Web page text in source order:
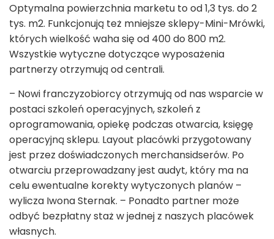
Optymalna powierzchnia marketu to od 1,3 tys. do 2
tys. m2. Funkcjonują też mniejsze sklepy-Mini-Mrówki,
których wielkość waha się od 400 do 800 m2.
Wszystkie wytyczne dotyczące wyposażenia
partnerzy otrzymują od centrali.
– Nowi franczyzobiorcy otrzymują od nas wsparcie w
postaci szkoleń operacyjnych, szkoleń z
oprogramowania, opiekę podczas otwarcia, księgę
operacyjną sklepu. Layout placówki przygotowany
jest przez doświadczonych merchansidserów. Po
otwarciu przeprowadzany jest audyt, który ma na
celu ewentualne korekty wytyczonych planów –
wylicza Iwona Sternak. – Ponadto partner może
odbyć bezpłatny staż w jednej z naszych placówek
własnych.